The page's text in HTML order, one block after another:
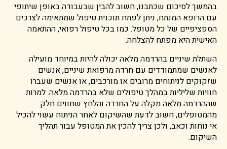
בהמשך לסיכום שכתבנו, חשוב להבין שבעבודה באופן שיתופי
עם הרופא המנתח, ניתן לפתח תוכנית טיפול שמתאימה לצרכים
הספציפיים של כל מטופל. כמו בכל טיפול רפואי, ההתאמה
האישית היא מפתח להצלחה.
השתלת שיניים בהרדמה מלאה יכולה להיות במיוחד מועילה
לאנשים שמתמודדים עם חרדה מרפואת שיניים, אנשים
שזקוקים לניתוחים מרובים או מורכבים, או אנשים שעברו
חוויות שליליות במהלך טיפולים שלא בהרדמה מלאה. למרות
שההרדמה מלאה מקלה על החרדה והלחץ שחווים חלק
מהמטופלים, חשוב לדעת שהשיקום לאחר הניתוח עשוי להכיל
אי נוחות וכאב, ולכן צריך להכין את המטופל עבור תהליך
השיקום.